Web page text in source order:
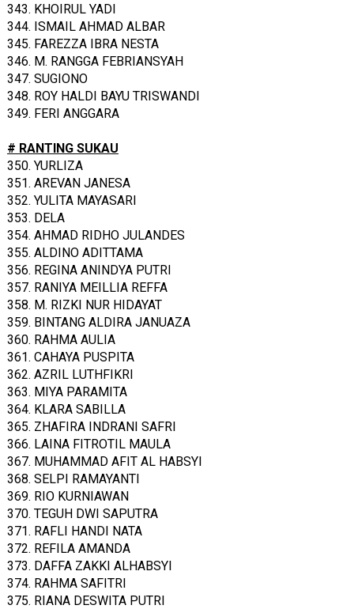
343. KHOIRUL YADI
344. ISMAIL AHMAD ALBAR
345. FAREZZA IBRA NESTA
346. M. RANGGA FEBRIANSYAH
347. SUGIONO
348. ROY HALDI BAYU TRISWANDI
349. FERI ANGGARA
# RANTING SUKAU
350. YURLIZA
351. AREVAN JANESA
352. YULITA MAYASARI
353. DELA
354. AHMAD RIDHO JULANDES
355. ALDINO ADITTAMA
356. REGINA ANINDYA PUTRI
357. RANIYA MEILLIA REFFA
358. M. RIZKI NUR HIDAYAT
359. BINTANG ALDIRA JANUAZA
360. RAHMA AULIA
361. CAHAYA PUSPITA
362. AZRIL LUTHFIKRI
363. MIYA PARAMITA
364. KLARA SABILLA
365. ZHAFIRA INDRANI SAFRI
366. LAINA FITROTIL MAULA
367. MUHAMMAD AFIT AL HABSYI
368. SELPI RAMAYANTI
369. RIO KURNIAWAN
370. TEGUH DWI SAPUTRA
371. RAFLI HANDI NATA
372. REFILA AMANDA
373. DAFFA ZAKKI ALHABSYI
374. RAHMA SAFITRI
375. RIANA DESWITA PUTRI